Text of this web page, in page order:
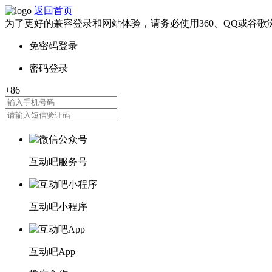
返回首页
为了更好的兼容登录和网站体验，请务必使用360、QQ或谷歌
互动吧服务号
互动吧小程序
互动吧App